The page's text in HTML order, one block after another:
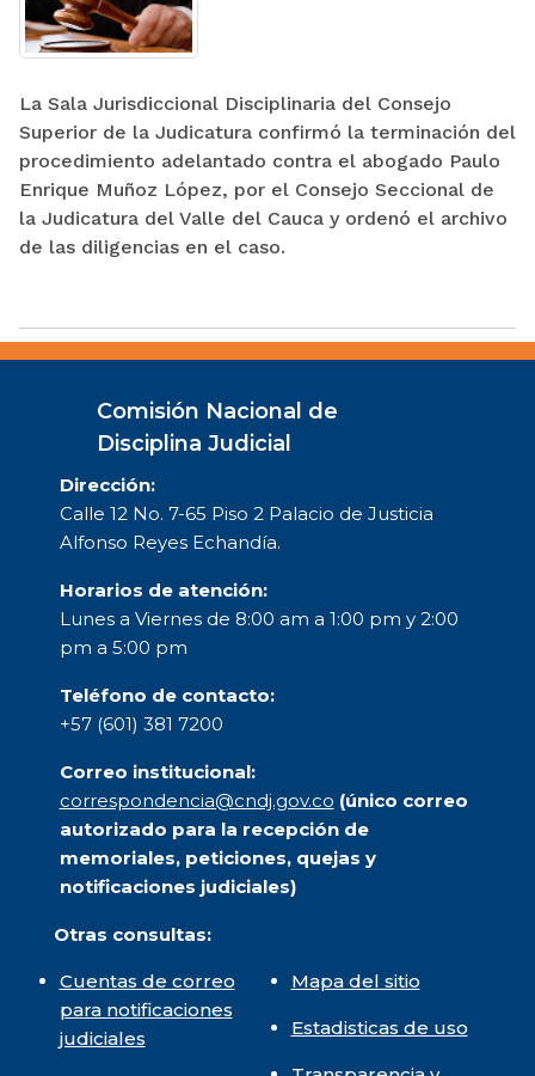
La Sala Jurisdiccional Disciplinaria del Consejo
Superior de la Judicatura confirmó la terminación del
procedimiento adelantado contra el abogado Paulo
Enrique Muñoz López, por el Consejo Seccional de
la Judicatura del Valle del Cauca y ordenó el archivo
de las diligencias en el caso.
Comisión Nacional de
Disciplina Judicial
Dirección:
Calle 12 No. 7-65 Piso 2 Palacio de Justicia
Alfonso Reyes Echandía.
Horarios de atención:
Lunes a Viernes de 8:00 am a 1:00 pm y 2:00
pm a 5:00 pm
Teléfono de contacto:
+57 (601) 381 7200
Correo institucional:
correspondencia@cndj.gov.co (único correo
autorizado para la recepción de
memoriales, peticiones, quejas y
notificaciones judiciales)
Otras consultas:
Cuentas de correo
para notificaciones
judiciales
Mapa del sitio
Estadisticas de uso